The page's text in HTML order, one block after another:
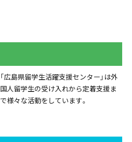
「広島県留学生活躍支援センター」は外
国人留学生の受け入れから定着支援ま
で様々な活動をしています。